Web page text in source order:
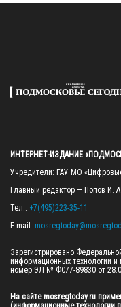
ИНТЕРНЕТ-ИЗДАНИЕ
Учредители: ГАУ МО
Главный редактор — Попов И. А.
Тел.: +7(495)223-35-11
E-mail:
Зарегистрировано
информационных технологий
номер ЭЛ № ФС77-89830 от
На сайте mosregtoday.ru